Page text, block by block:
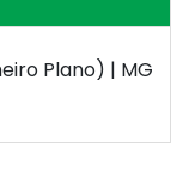
Plano) | MG